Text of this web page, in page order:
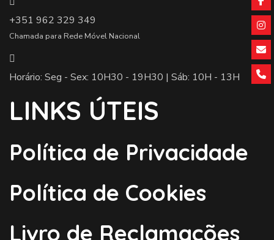
+351 962 329 349
Chamada para Rede Móvel Nacional
Horário: Seg - Sex: 10H30 - 19H30 | Sáb: 10H - 13H
LINKS ÚTEIS
Política de Privacidade
Política de Cookies
Livro de Reclamações